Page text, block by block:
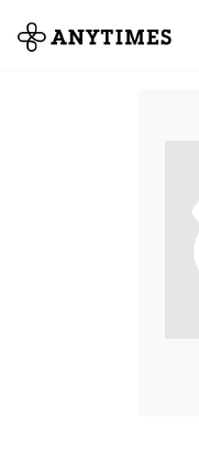
全て